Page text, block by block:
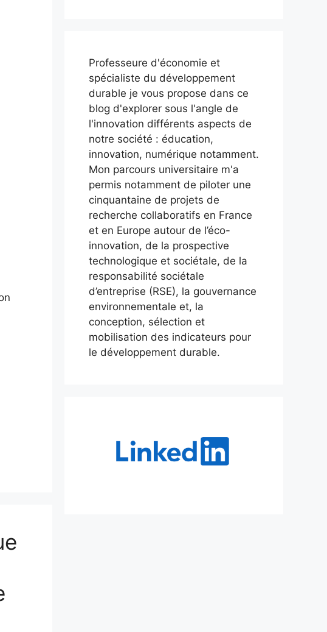
Professeure d'économie et
spécialiste du développement
durable je vous propose dans ce
blog d'explorer sous l'angle de
l'innovation différents aspects de
notre société : éducation,
innovation, numérique notamment.
Mon parcours universitaire m'a
permis notamment de piloter une
cinquantaine de projets de
recherche collaboratifs en France
et en Europe autour de l’éco-
innovation, de la prospective
technologique et sociétale, de la
responsabilité sociétale
d’entreprise (RSE), la gouvernance
environnementale et, la
conception, sélection et
mobilisation des indicateurs pour
le développement durable.